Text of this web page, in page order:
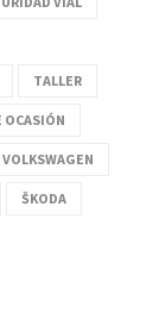
TALLER
OCASIÓN
VOLKSWAGEN
ŠKODA